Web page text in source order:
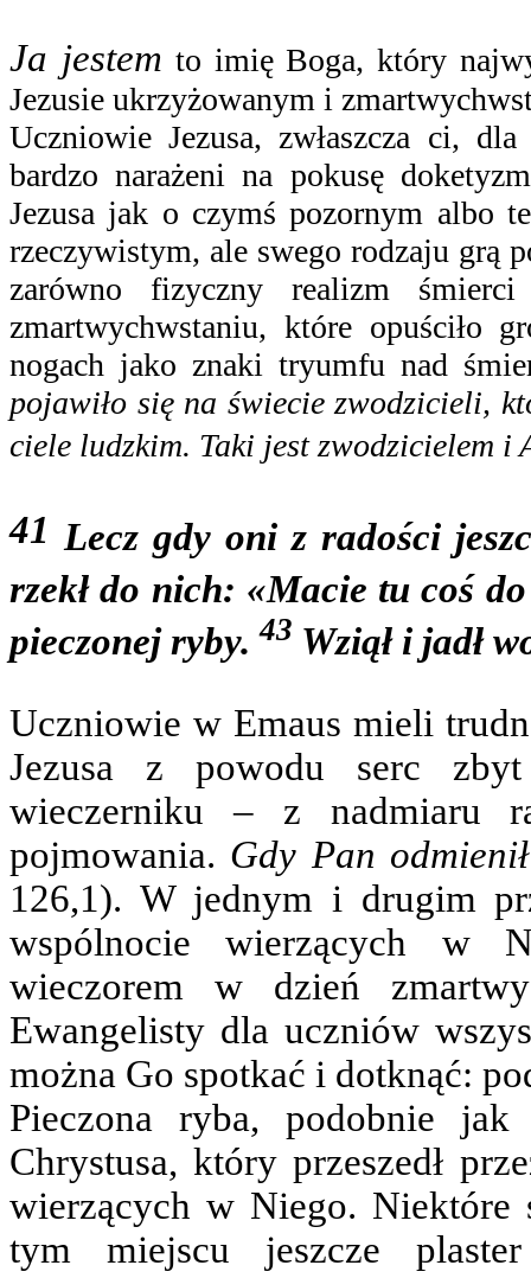
Ja jestem to imię Boga, który
Jezusie ukrzyżowanym i
Uczniowie Jezusa, zwłaszcza ci,
bardzo narażeni na pokusę
Jezusa jak o czymś pozornym albo
rzeczywistym, ale swego rodzaju grą
zarówno fizyczny realizm
zmartwychwstaniu, które opuściło
nogach jako znaki tryumfu nad
pojawiło się na świecie zwodzicieli,
ciele ludzkim. Taki jest zwodzicielem i
41 Lecz gdy oni z radości
rzekł do nich: «Macie tu coś
pieczonej ryby.43 Wziął i jadł
Uczniowie w Emaus mieli
Jezusa z powodu serc
wieczerniku – z nadmiaru
pojmowania. Gdy Pan
126,1). W jednym i drugim
wspólnocie wierzących w
wieczorem w dzień
Ewangelisty dla uczniów
można Go spotkać i dotknąć:
Pieczona ryba, podobnie
Chrystusa, który przeszedł
wierzących w Niego. Niektóre
tym miejscu jeszcze